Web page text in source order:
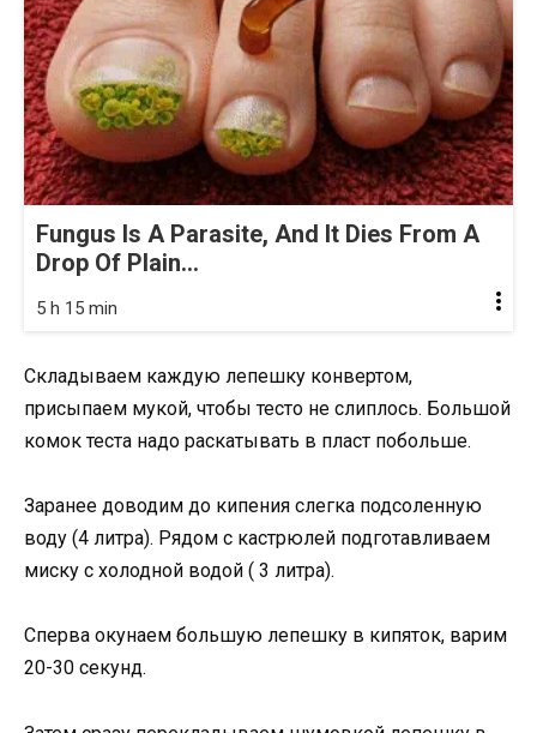
Fungus Is A Parasite, And It Dies From A
Drop Of Plain...
5 h 15 min
Складываем каждую лепешку конвертом,
присыпаем мукой, чтобы тесто не слиплось. Большой
комок теста надо раскатывать в пласт побольше.
Заранее доводим до кипения слегка подсоленную
воду (4 литра). Рядом с кастрюлей подготавливаем
миску с холодной водой ( 3 литра).
Сперва окунаем большую лепешку в кипяток, варим
20-30 секунд.